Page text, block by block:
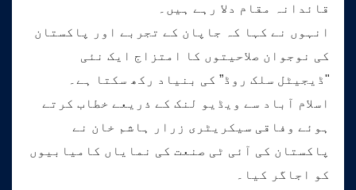
قائدانہ مقام دلا رہے ہیں۔
انہوں نے کہا کہ جاپان کے تجربے اور پاکستان
کی نوجوان صلاحیتوں کا امتزاج ایک نئی
"ڈیجیٹل سلک روڈ” کی بنیاد رکھ سکتا ہے۔
اسلام آباد سے ویڈیو لنک کے ذریعے خطاب کرتے
ہوئے وفاقی سیکریٹری زرار ہاشم خان نے
پاکستان کی آئی ٹی صنعت کی نمایاں کامیابیوں
کو اجاگر کیا۔